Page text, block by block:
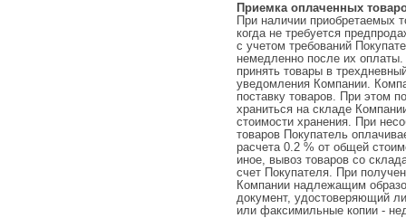
Приемка оплаченных
При наличии приобретаемых
когда не требуется
с учетом требований
немедленно после их
принять товары в
уведомления Компании.
поставку товаров. При этом
храниться на складе
стоимости хранения. При
товаров Покупатель
расчета 0.2 % от общей
иное, вывоз товаров со
счет Покупателя. При
Компании надлежащим
документ, удостоверяющий
или факсимильные копии -